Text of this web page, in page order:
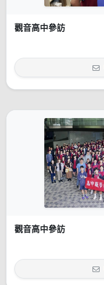
觀音高中參訪
觀音高中參訪